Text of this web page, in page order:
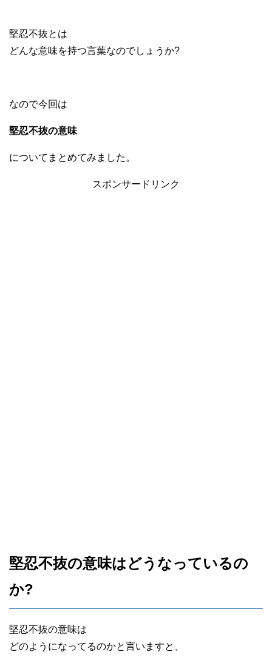
堅忍不抜とは
どんな意味を持つ言葉なのでしょうか?
なので今回は
堅忍不抜の意味
についてまとめてみました。
スポンサードリンク
堅忍不抜の意味はどうなっているの
か?
堅忍不抜の意味は
どのようになってるのかと言いますと、